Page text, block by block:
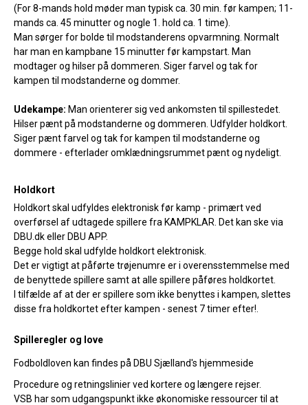
(For 8-mands hold møder man typisk ca. 30 min. før kampen; 11-
mands ca. 45 minutter og nogle 1. hold ca. 1 time).
Man sørger for bolde til modstanderens opvarmning. Normalt
har man en kampbane 15 minutter før kampstart. Man
modtager og hilser på dommeren. Siger farvel og tak for
kampen til modstanderne og dommer.
Udekampe: Man orienterer sig ved ankomsten til spillestedet.
Hilser pænt på modstanderne og dommeren. Udfylder holdkort.
Siger pænt farvel og tak for kampen til modstanderne og
dommere - efterlader omklædningsrummet pænt og nydeligt.
Holdkort
Holdkort skal udfyldes elektronisk før kamp - primært ved
overførsel af udtagede spillere fra KAMPKLAR. Det kan ske via
DBU.dk eller DBU APP.
Begge hold skal udfylde holdkort elektronisk.
Det er vigtigt at påførte trøjenumre er i overensstemmelse med
de benyttede spillere samt at alle spillere påføres holdkortet.
I tilfælde af at der er spillere som ikke benyttes i kampen, slettes
disse fra holdkortet efter kampen - senest 7 timer efter!.
Spilleregler og love
Fodboldloven kan findes på DBU Sjælland's hjemmeside
Procedure og retningslinier ved kortere og længere rejser.
VSB har som udgangspunkt ikke økonomiske ressourcer til at